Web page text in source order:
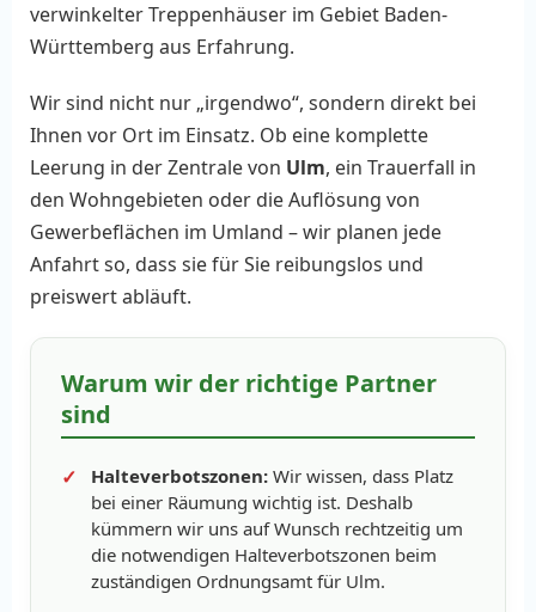
verwinkelter Treppenhäuser im Gebiet Baden-
Württemberg aus Erfahrung.
Wir sind nicht nur „irgendwo“, sondern direkt bei
Ihnen vor Ort im Einsatz. Ob eine komplette
Leerung in der Zentrale von Ulm, ein Trauerfall in
den Wohngebieten oder die Auflösung von
Gewerbeflächen im Umland – wir planen jede
Anfahrt so, dass sie für Sie reibungslos und
preiswert abläuft.
Warum wir der richtige Partner
sind
Halteverbotszonen: Wir wissen, dass Platz
bei einer Räumung wichtig ist. Deshalb
kümmern wir uns auf Wunsch rechtzeitig um
die notwendigen Halteverbotszonen beim
zuständigen Ordnungsamt für Ulm.